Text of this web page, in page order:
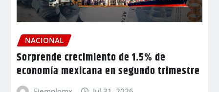
NACIONAL
Sorprende crecimiento de 1.5% de
economía mexicana en segundo trimestre